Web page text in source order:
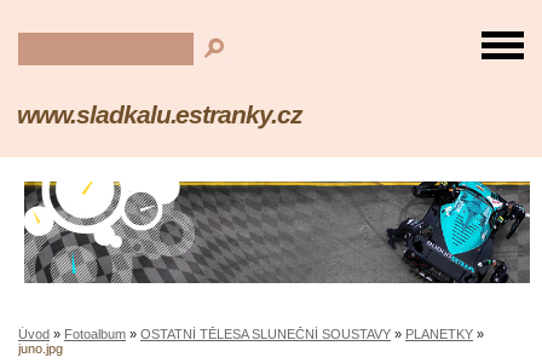
www.sladkalu.estranky.cz
Úvod » Fotoalbum » OSTATNÍ TĚLESA SLUNEČNÍ SOUSTAVY » PLANETKY »
juno.jpg